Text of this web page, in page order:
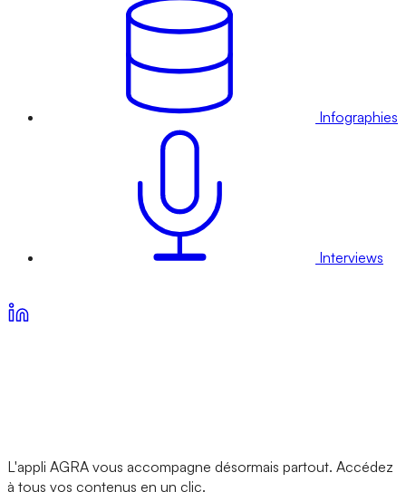
Infographies
Interviews
L'appli AGRA vous accompagne désormais partout. Accédez
à tous vos contenus en un clic.